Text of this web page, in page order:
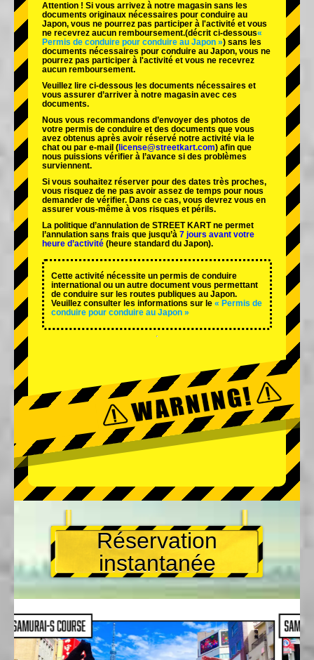
Attention ! Si vous arrivez à notre magasin sans les
documents originaux nécessaires pour conduire au
Japon, vous ne pourrez pas participer à l'activité et vous
ne recevrez aucun remboursement.(décrit ci-dessous«
Permis de conduire pour conduire au Japon ») sans les
documents nécessaires pour conduire au Japon, vous ne
pourrez pas participer à l'activité et vous ne recevrez
aucun remboursement.
Veuillez lire ci-dessous les documents nécessaires et
vous assurer d’arriver à notre magasin avec ces
documents.
Nous vous recommandons d’envoyer des photos de
votre permis de conduire et des documents que vous
avez obtenus après avoir réservé notre activité via le
chat ou par e-mail ( license@streetkart.com) afin que
nous puissions vérifier à l’avance si des problèmes
surviennent.
Si vous souhaitez réserver pour des dates très proches,
vous risquez de ne pas avoir assez de temps pour nous
demander de vérifier. Dans ce cas, vous devrez vous en
assurer vous-même à vos risques et périls.
La politique d’annulation de STREET KART ne permet
l’annulation sans frais que jusqu’à 7 jours avant votre
heure d’activité (heure standard du Japon).
Cette activité nécessite un permis de conduire
international ou un autre document vous permettant
de conduire sur les routes publiques au Japon.
Veuillez consulter les informations sur le « Permis de
conduire pour conduire au Japon »
Réservation
instantanée